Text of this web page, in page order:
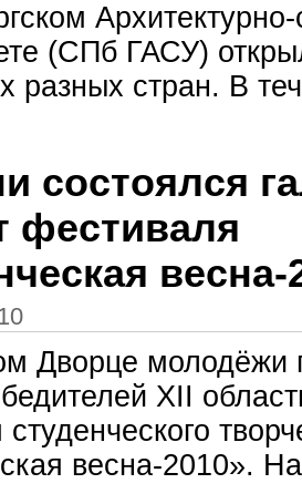
(СПб ГАСУ)
разных стран. В
состоялся
фестиваля
весна-
Дворце молодёжи
ХII
весна-2010».